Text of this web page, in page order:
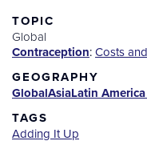
TOPIC
Global
Contraception:Costs
GEOGRAPHY
GlobalAsiaLatin
TAGS
Adding It Up